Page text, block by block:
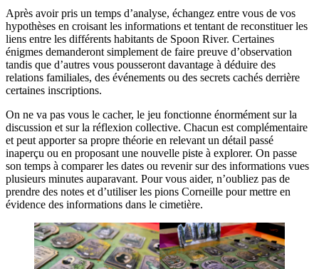
Après avoir pris un temps d’analyse, échangez entre vous de vos
hypothèses en croisant les informations et tentant de reconstituer les
liens entre les différents habitants de Spoon River. Certaines
énigmes demanderont simplement de faire preuve d’observation
tandis que d’autres vous pousseront davantage à déduire des
relations familiales, des événements ou des secrets cachés derrière
certaines inscriptions.
On ne va pas vous le cacher, le jeu fonctionne énormément sur la
discussion et sur la réflexion collective. Chacun est complémentaire
et peut apporter sa propre théorie en relevant un détail passé
inaperçu ou en proposant une nouvelle piste à explorer. On passe
son temps à comparer les dates ou revenir sur des informations vues
plusieurs minutes auparavant. Pour vous aider, n’oubliez pas de
prendre des notes et d’utiliser les pions Corneille pour mettre en
évidence des informations dans le cimetière.